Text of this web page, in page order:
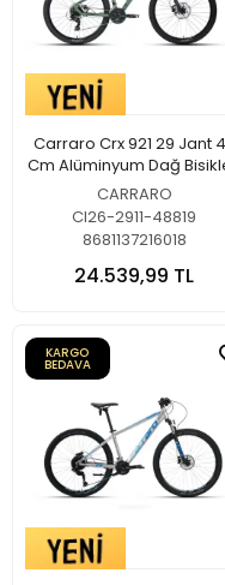
Carraro Crx 921 29 Jant
Cm Alüminyum Dağ
Ada Çayı-Koyu Yeşil
CARRARO
CI26-2911-48819
8681137216018
24.539,99 TL
KARGO
BEDAVA